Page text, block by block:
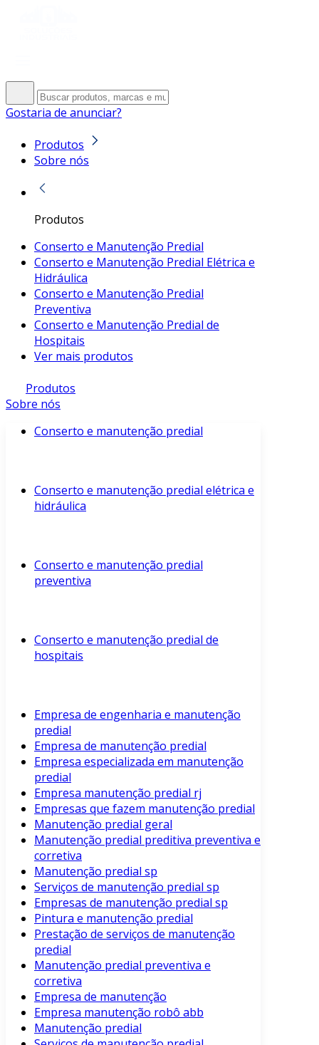
Gostaria de anunciar?
Produtos
Sobre nós
Produtos
Conserto e Manutenção Predial
Conserto e Manutenção Predial Elétrica e
Hidráulica
Conserto e Manutenção Predial
Preventiva
Conserto e Manutenção Predial de
Hospitais
Ver mais produtos
Produtos
Sobre nós
Conserto e manutenção predial
Conserto e manutenção predial elétrica e
hidráulica
Conserto e manutenção predial
preventiva
Conserto e manutenção predial de
hospitais
Empresa de engenharia e manutenção
predial
Empresa de manutenção predial
Empresa especializada em manutenção
predial
Empresa manutenção predial rj
Empresas que fazem manutenção predial
Manutenção predial geral
Manutenção predial preditiva preventiva e
corretiva
Manutenção predial sp
Serviços de manutenção predial sp
Empresas de manutenção predial sp
Pintura e manutenção predial
Prestação de serviços de manutenção
predial
Manutenção predial preventiva e
corretiva
Empresa de manutenção
Empresa manutenção robô abb
Manutenção predial